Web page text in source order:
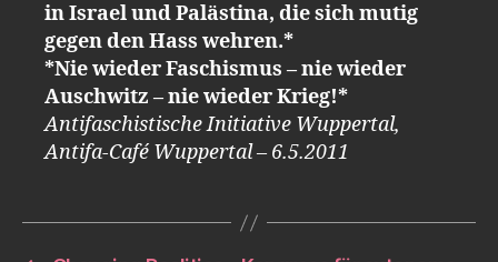
in Israel und Palästina, die sich mutig
gegen den Hass wehren.*
*Nie wieder Faschismus – nie wieder
Auschwitz – nie wieder Krieg!*
Antifaschistische Initiative Wuppertal,
Antifa-Café Wuppertal – 6.5.2011